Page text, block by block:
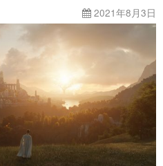
2021年8月3日